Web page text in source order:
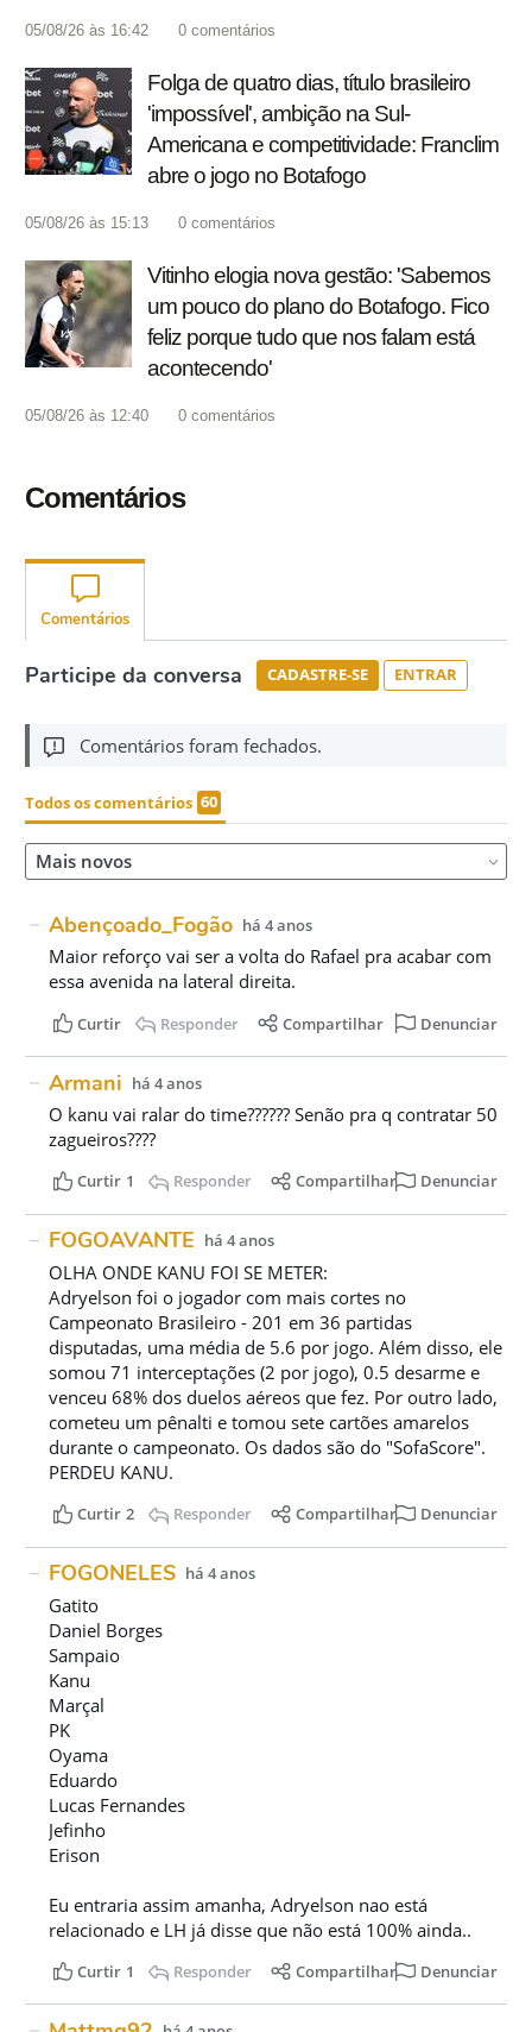
05/08/26 às 16:42 0 comentários
Folga de quatro dias, título brasileiro
'impossível', ambição na Sul-
Americana e competitividade: Franclim
abre o jogo no Botafogo
05/08/26 às 15:13 0 comentários
Vitinho elogia nova gestão: 'Sabemos
um pouco do plano do Botafogo. Fico
feliz porque tudo que nos falam está
acontecendo'
05/08/26 às 12:40 0 comentários
Comentários